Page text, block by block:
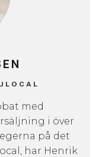
med
i över
på det
har Henrik